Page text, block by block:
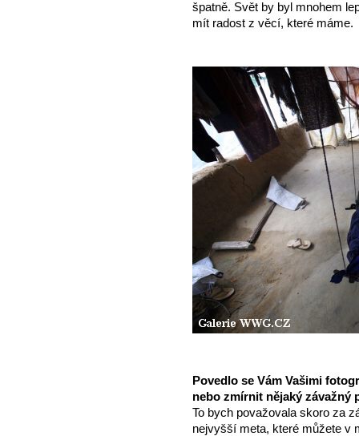
špatně. Svět by byl mnohem
mít radost z věcí, které máme.
Povedlo se Vám Vašimi
nebo zmírnit nějaký závažný
To bych považovala skoro za
nejvyšší meta, které můžete v